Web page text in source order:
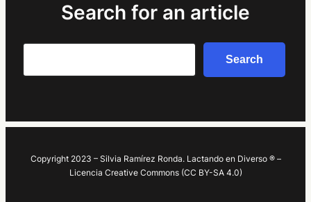
Search for an article
Search
Copyright 2023 – Silvia Ramírez Ronda. Lactando en Diverso ® –
Licencia Creative Commons (CC BY-SA 4.0)